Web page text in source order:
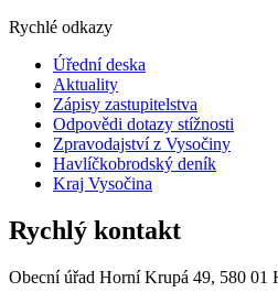
Rychlé odkazy
Úřední deska
Aktuality
Zápisy zastupitelstva
Odpovědi dotazy stížnosti
Zpravodajství z Vysočiny
Havlíčkobrodský deník
Kraj Vysočina
Rychlý kontakt
Obecní úřad Horní Krupá 49, 580 01